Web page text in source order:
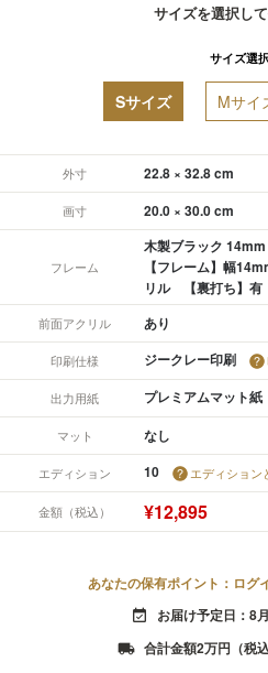
サイズを選択し
サイズ選
Sサイズ Mサイ
外寸 22.8 × 32.8 cm
画寸 20.0 × 30.0 cm
フレーム
木製ブラック 14mm
【フレーム】幅
リル 【裏打ち】有
前面アクリル あり
印刷仕様 ジークレー印刷
出力用紙 プレミアムマット紙
マット なし
エディション 10 エディション
金額（税込） ¥12,895
あなたの保有ポイント：ログ
event_available お届け予定日：8
local_shipping 合計金額2万円（税